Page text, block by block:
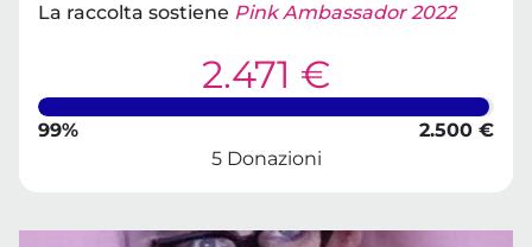
La raccolta sostiene Pink Ambassador 2022
2.471 €
99%
2.500 €
5 Donazioni